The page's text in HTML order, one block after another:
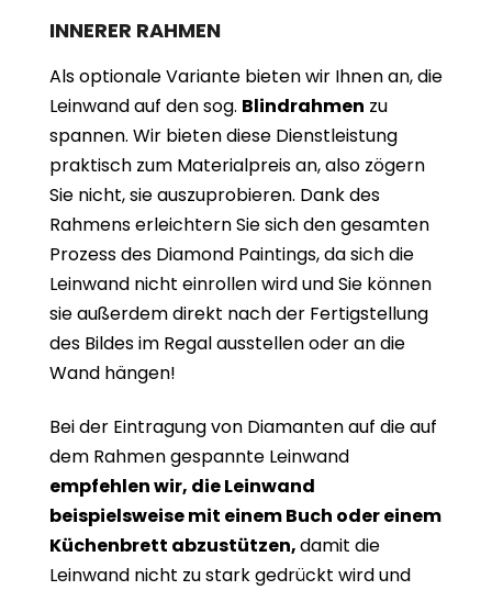
INNERER RAHMEN
Als optionale Variante bieten wir Ihnen an, die
Leinwand auf den sog. Blindrahmen zu
spannen. Wir bieten diese Dienstleistung
praktisch zum Materialpreis an, also zögern
Sie nicht, sie auszuprobieren. Dank des
Rahmens erleichtern Sie sich den gesamten
Prozess des Diamond Paintings, da sich die
Leinwand nicht einrollen wird und Sie können
sie außerdem direkt nach der Fertigstellung
des Bildes im Regal ausstellen oder an die
Wand hängen!
Bei der Eintragung von Diamanten auf die auf
dem Rahmen gespannte Leinwand
empfehlen wir, die Leinwand
beispielsweise mit einem Buch oder einem
Küchenbrett abzustützen,damit die
Leinwand nicht zu stark gedrückt wird und